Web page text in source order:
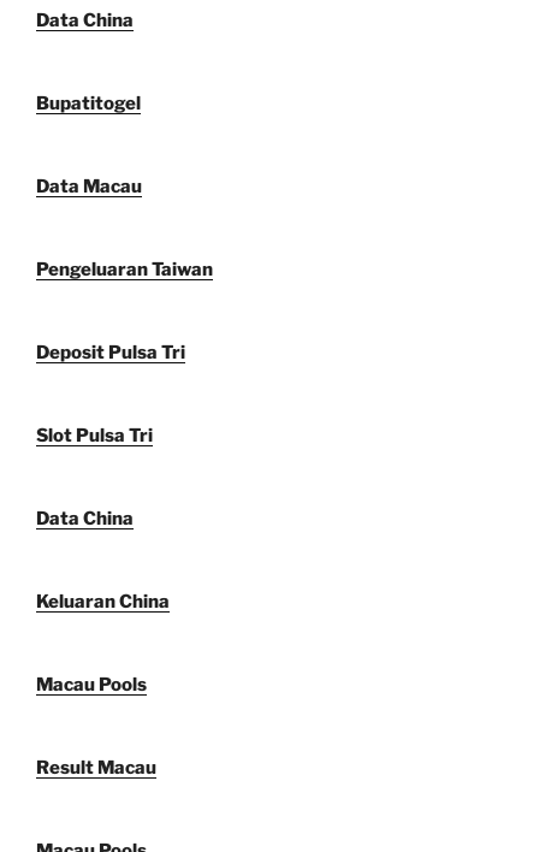
Data China
Bupatitogel
Data Macau
Pengeluaran Taiwan
Deposit Pulsa Tri
Slot Pulsa Tri
Data China
Keluaran China
Macau Pools
Result Macau